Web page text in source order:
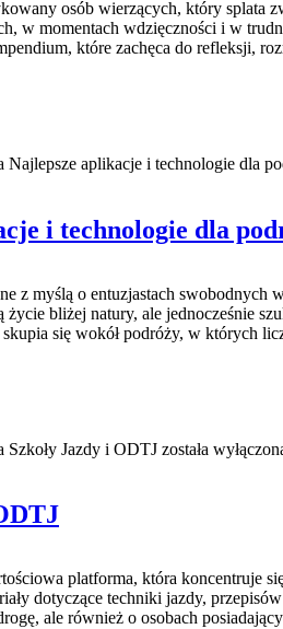
osób wierzących, który splata
w momentach wdzięczności i w
które zachęca do refleksji,
Najlepsze aplikacje i technologie dla
i technologie dla
z myślą o entuzjastach
życie bliżej natury, ale jednocześnie
skupia się wokół podróży, w których
Szkoły Jazdy i ODTJ została
platforma, która koncentruje
dotyczące techniki jazdy,
ale również o osobach